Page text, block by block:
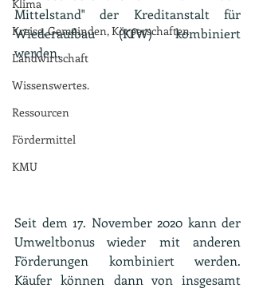
Klima
Kreise, Gemeinden, Körperschaften
Landwirtschaft
Wissenswertes.
Ressourcen
Fördermittel
KMU
Mittelstand" der Kreditanstalt für
Wiederaufbau (KfW) kombiniert
werden.
Seit dem 17. November 2020 kann der
Umweltbonus wieder mit anderen
Förderungen kombiniert werden.
Käufer können dann von insgesamt